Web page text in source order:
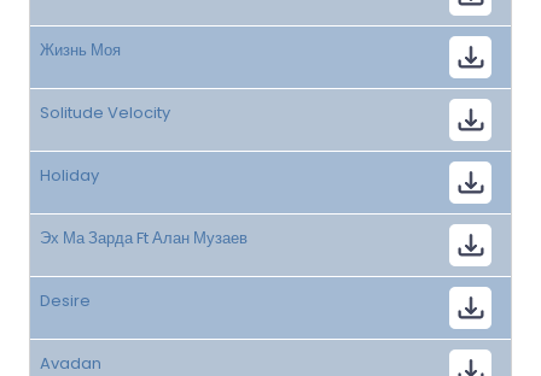
Жизнь Моя
Solitude Velocity
Holiday
Эх Ма Зарда Ft Алан Музаев
Desire
Avadan